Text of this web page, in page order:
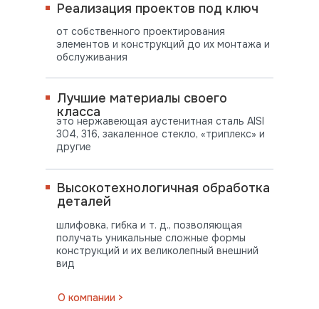
это нержавеющая аустенитная сталь AISI
304, 316, закаленное стекло, «триплекс» и
другие
шлифовка, гибка и т. д., позволяющая
получать уникальные сложные формы
конструкций и их великолепный внешний
вид
О компании >
от собственного проектирования
элементов и конструкций до их монтажа и
обслуживания
Лучшие материалы своего
класса
Высокотехнологичная обработка
деталей
Реализация проектов под ключ
ВО ВСЕ РЕГИОНЫ СТРАНЫ